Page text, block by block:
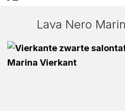
Lava Nero